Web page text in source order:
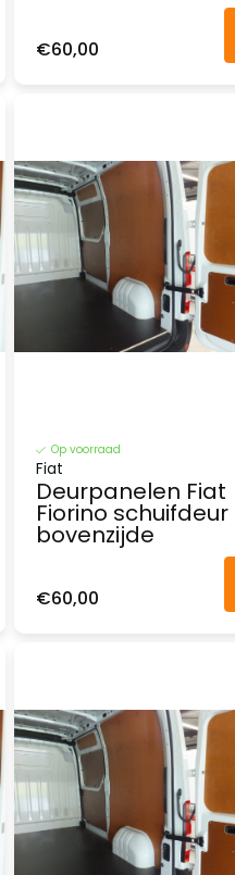
€60,00
Op voorraad
Fiat
Deurpanelen Fiat
Fiorino schuifdeur
bovenzijde
€60,00